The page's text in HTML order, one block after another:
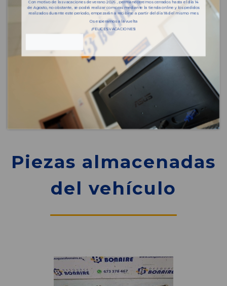
Piezas almacenadas
del vehículo
Con motivo de las vacaciones de verano 2026 , permaneceremos cerrados hasta el día 14
de Agosto, no obstante, se podrá realizar compras mediante la tienda online y los pedidos
realizados durante este periodo, empezarán a recibirse a partir del día 18 del mismo mes.
Os esperamos a la vuelta
¡FELICES VACACIONES!